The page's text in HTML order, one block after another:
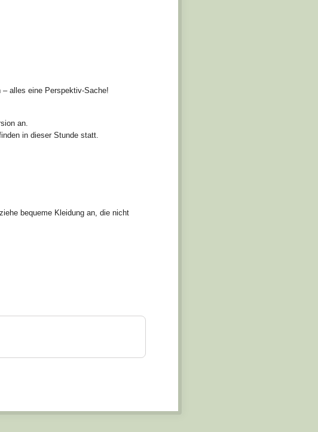
– alles eine Perspektiv-Sache!
an.
in dieser Stunde statt.
bequeme Kleidung an, die nicht